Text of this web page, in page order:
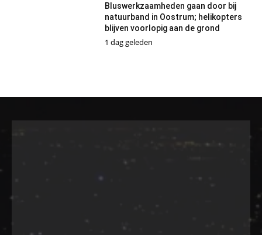
Bluswerkzaamheden gaan door bij
natuurband in Oostrum; helikopters
blijven voorlopig aan de grond
1 dag geleden